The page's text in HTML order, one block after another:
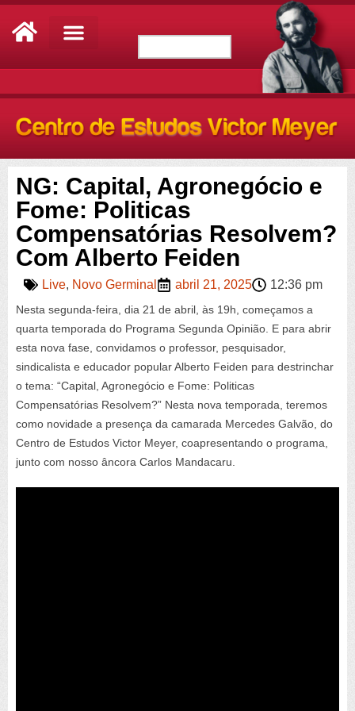
NG: Capital, Agronegócio e
Fome: Politicas
Compensatórias Resolvem?
Com Alberto Feiden
Live, Novo Germinal abril 21, 2025 12:36 pm
Nesta segunda-feira, dia 21 de abril, às 19h, começamos a
quarta temporada do Programa Segunda Opinião. E para abrir
esta nova fase, convidamos o professor, pesquisador,
sindicalista e educador popular Alberto Feiden para destrinchar
o tema: “Capital, Agronegócio e Fome: Politicas
Compensatórias Resolvem?” Nesta nova temporada, teremos
como novidade a presença da camarada Mercedes Galvão, do
Centro de Estudos Victor Meyer, coapresentando o programa,
junto com nosso âncora Carlos Mandacaru.